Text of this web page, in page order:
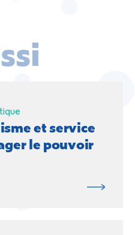
et service
le pouvoir